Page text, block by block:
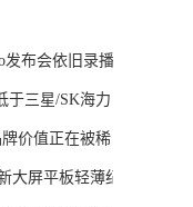
发布会依旧录播
于三星/SK海力
价值正在被稀
大屏平板轻薄纪